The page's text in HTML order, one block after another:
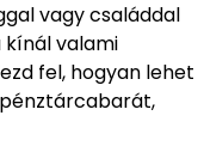
vagy családdal
kínál valami
fel, hogyan lehet